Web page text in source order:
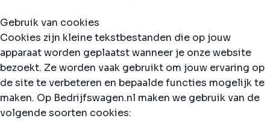
Gebruik van cookies
Cookies zijn kleine tekstbestanden die op jouw
apparaat worden geplaatst wanneer je onze website
bezoekt. Ze worden vaak gebruikt om jouw ervaring op
de site te verbeteren en bepaalde functies mogelijk te
maken. Op Bedrijfswagen.nl maken we gebruik van de
volgende soorten cookies: